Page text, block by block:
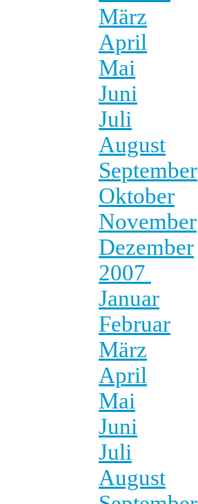
März
April
Mai
Juni
Juli
August
September
Oktober
November
Dezember
2007
Januar
Februar
März
April
Mai
Juni
Juli
August